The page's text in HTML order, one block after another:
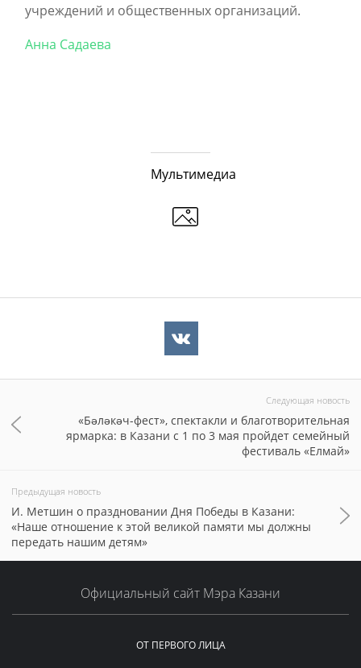
учреждений и общественных организаций.
Анна Садаева
Мультимедиа
Следующая новость
«Бәләкәч-фест», спектакли и благотворительная
ярмарка: в Казани с 1 по 3 мая пройдет семейный
фестиваль «Елмай»
Предыдущая новость
И. Метшин о праздновании Дня Победы в Казани:
«Наше отношение к этой великой памяти мы должны
передать нашим детям»
Официальный сайт Мэра Казани
ОТ ПЕРВОГО ЛИЦА